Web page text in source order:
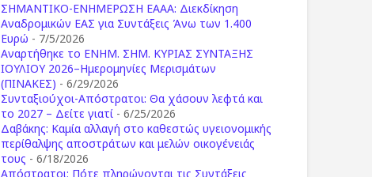
ΣΗΜΑΝΤΙΚΟ-ΕΝΗΜΕΡΩΣΗ ΕΑΑΑ: Διεκδίκηση
Αναδρομικών ΕΑΣ για Συντάξεις Άνω των 1.400
Ευρώ - 7/5/2026
Aναρτήθηκε το ENHM. ΣΗΜ. ΚΥΡΙΑΣ ΣΥΝΤΑΞΗΣ
ΙΟΥΛΙΟΥ 2026–Ημερομηνίες Μερισμάτων
(ΠΙΝΑΚΕΣ) - 6/29/2026
Συνταξιούχοι-Απόστρατοι: Θα χάσουν λεφτά και
το 2027 – Δείτε γιατί - 6/25/2026
Δαβάκης: Καμία αλλαγή στο καθεστώς υγειονομικής
περίθαλψης αποστράτων και μελών οικογένειάς
τους - 6/18/2026
Aπόστρατοι: Πότε πληρώνονται τις Συντάξεις